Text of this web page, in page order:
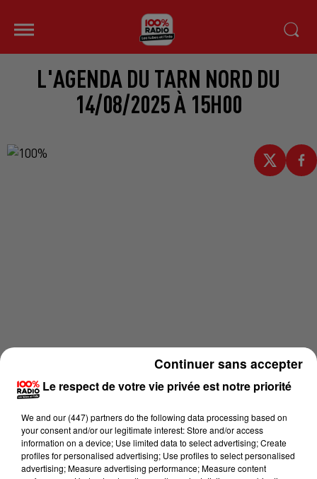
L'AGENDA DU TARN NORD DU
14/08/2025 À 15H00
Le respect de votre vie privée est notre priorité
We and our (447) partnersdo the following data processing based on
your consent and/or our legitimate interest: Store and/or access
information on a device; Use limited data to select advertising; Create
profiles for personalised advertising; Use profiles to select personalised
advertising; Measure advertising performance; Measure content
Continuer sans accepter